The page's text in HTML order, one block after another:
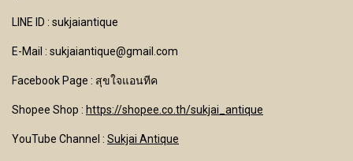
LINE ID : sukjaiantique
E-Mail : sukjaiantique@gmail.com
Facebook Page : สุขใจแอนทีค
Shopee Shop : https://shopee.co.th/sukjai_antique
YouTube Channel : Sukjai Antique